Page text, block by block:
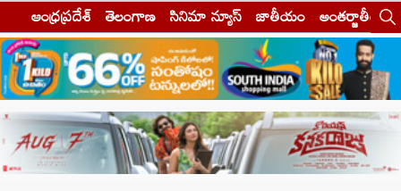
ఆంధ్రప్రదేశ్ తెలంగాణ సినిమా న్యూస్ జాతీయం అంతర్జాతీయం